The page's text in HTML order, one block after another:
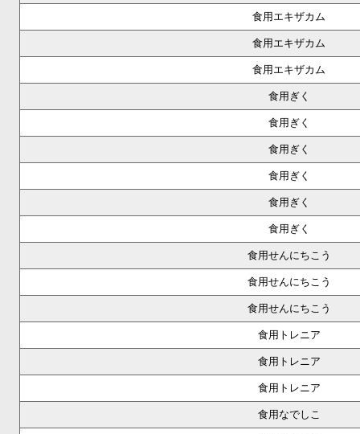
食用エキザカム
食用エキザカム
食用エキザカム
食用ぎく
食用ぎく
食用ぎく
食用ぎく
食用ぎく
食用ぎく
食用せんにちこう
食用せんにちこう
食用せんにちこう
食用トレニア
食用トレニア
食用トレニア
食用なでしこ